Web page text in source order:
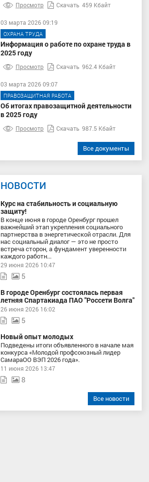
Просмотр Скачать 459 Кбайт
03 марта 2026 09:19
ОХРАНА ТРУДА
Информация о работе по охране труда в
2025 году
Просмотр Скачать 962.4 Кбайт
03 марта 2026 09:07
ПРАВОЗАЩИТНАЯ РАБОТА
Об итогах правозащитной деятельности
в 2025 году
Просмотр Скачать 987.5 Кбайт
Все документы
НОВОСТИ
Курс на стабильность и социальную
защиту!
В конце июня в городе Оренбург прошел
важнейший этап укрепления социального
партнерства в энергетической отрасли. Для
нас социальный диалог — это не просто
встреча сторон, а фундамент уверенности
каждого работн...
29 июня 2026 10:47
5
В городе Оренбург состоялась первая
летняя Спартакиада ПАО "Россети Волга"
26 июня 2026 16:02
5
Новый опыт молодых
Подведены итоги объявленного в начале мая
конкурса «Молодой профсоюзный лидер
СамараОО ВЭП 2026 года».
11 июня 2026 13:47
8
Все новости